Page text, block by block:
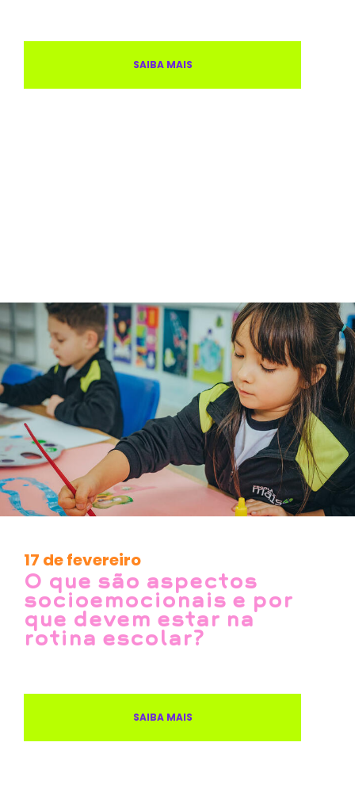
SAIBA MAIS
17 de fevereiro
O que são aspectos
socioemocionais e por
que devem estar na
rotina escolar?
SAIBA MAIS